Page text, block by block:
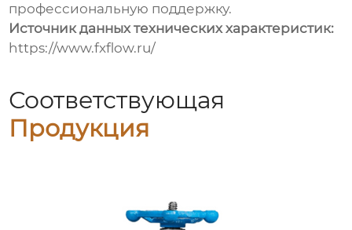
профессиональную поддержку.
Источник данных технических характеристик:
https://www.fxflow.ru/
Соответствующая
Продукция